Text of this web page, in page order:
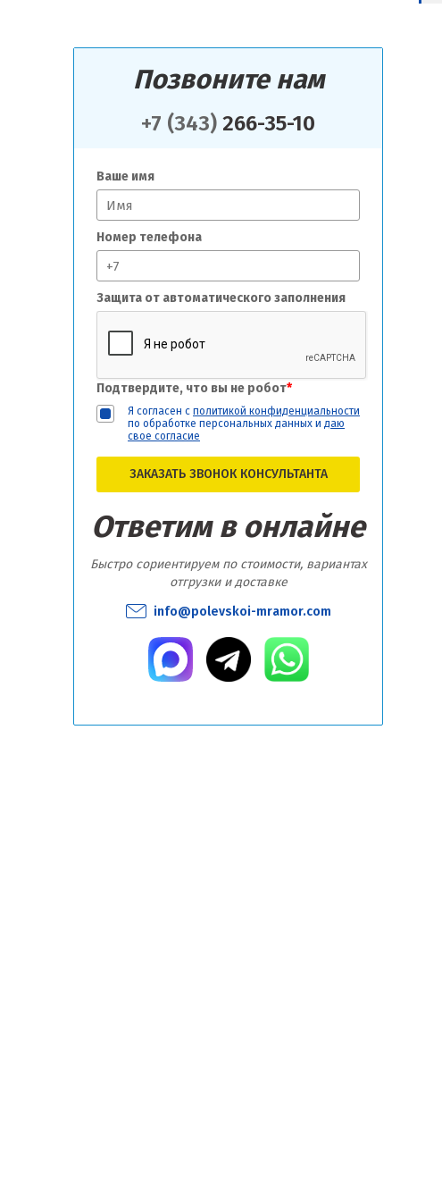
Позвоните нам
+7 (343) 266-35-10
Ваше имя
Номер телефона
Защита от автоматического заполнения
Подтвердите, что вы не робот*
Я согласен с политикой конфиденциальности
по обработке персональных данных и даю
свое согласие
ЗАКАЗАТЬ ЗВОНОК КОНСУЛЬТАНТА
Ответим в онлайне
Быстро сориентируем по стоимости, вариантах
отгрузки и доставке
info@polevskoi-mramor.com